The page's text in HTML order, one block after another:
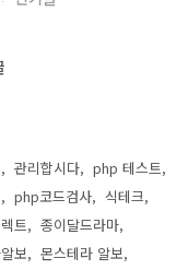
관리합시다
php 테스트
php코드검사
식테크
트
종이달드라마
보
몬스테라 알보